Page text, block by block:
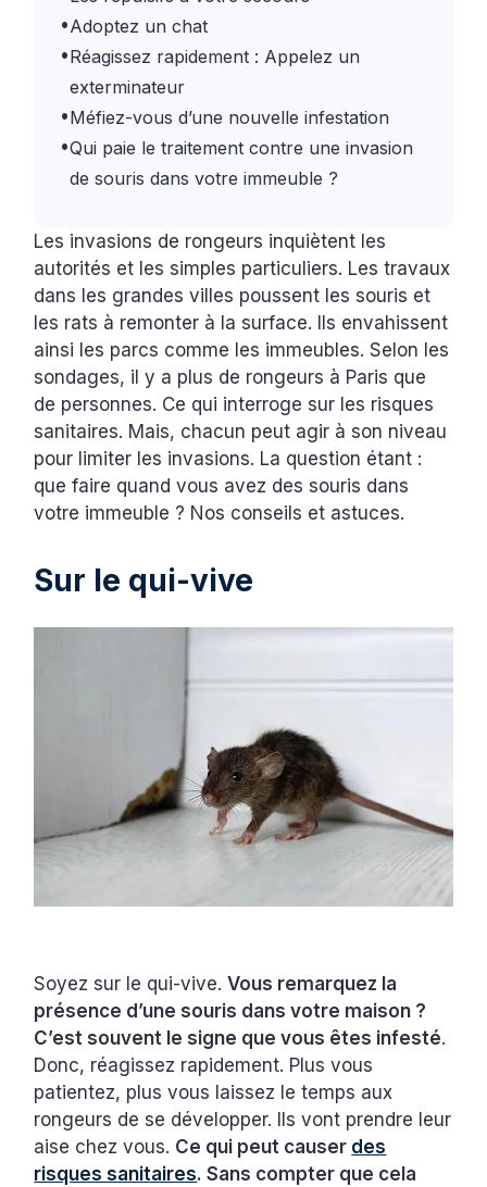
•Adoptez un chat
•Réagissez rapidement : Appelez un
exterminateur
•Méfiez-vous d’une nouvelle infestation
•Qui paie le traitement contre une invasion
de souris dans votre immeuble ?
Les invasions de rongeurs inquiètent les
autorités et les simples particuliers. Les travaux
dans les grandes villes poussent les souris et
les rats à remonter à la surface. Ils envahissent
ainsi les parcs comme les immeubles. Selon les
sondages, il y a plus de rongeurs à Paris que
de personnes. Ce qui interroge sur les risques
sanitaires. Mais, chacun peut agir à son niveau
pour limiter les invasions. La question étant :
que faire quand vous avez des souris dans
votre immeuble ? Nos conseils et astuces.
Sur le qui-vive
Soyez sur le qui-vive.Vous remarquez la
présence d’une souris dans votre maison ?
C’est souvent le signe que vous êtes infesté.
Donc, réagissez rapidement. Plus vous
patientez, plus vous laissez le temps aux
rongeurs de se développer. Ils vont prendre leur
aise chez vous. Ce qui peut causer des
risques sanitaires. Sans compter que cela